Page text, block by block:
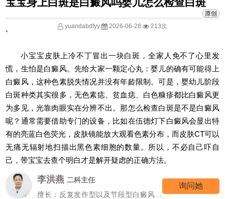
宝宝身上白斑是白癜风吗婴儿怎么检查白斑
yuandabdfyy 2026-06-28 213次
`
小宝宝皮肤上冷不丁冒出一块白斑，全家人免不了心里发
慌，生怕是白癜风。先给大家一颗定心丸：婴儿的确有可能得上
白癜风，这种色素脱失情况并没有年龄限制。可是，婴幼儿阶段
白斑种类其实很多，无色素痣、贫血痣、白色糠疹都比白癜风更
为多见，光靠肉眼实在分辨不出。那怎么检查白斑是不是白癜风
呢？通常需要借助专门的设备，比如在伍德灯下白癜风会显出特
有的亮蓝白色荧光，皮肤镜能放大观看色素分布，而皮肤CT可以
无痛无辐射地扫描出黑色素细胞的数量。所以，不必自己吓自
己，带宝宝去查个明白才是解开疑虑的正确方法。
李洪燕 二科主任
擅长：反复发作型以及节段型白癜风诊
询问她